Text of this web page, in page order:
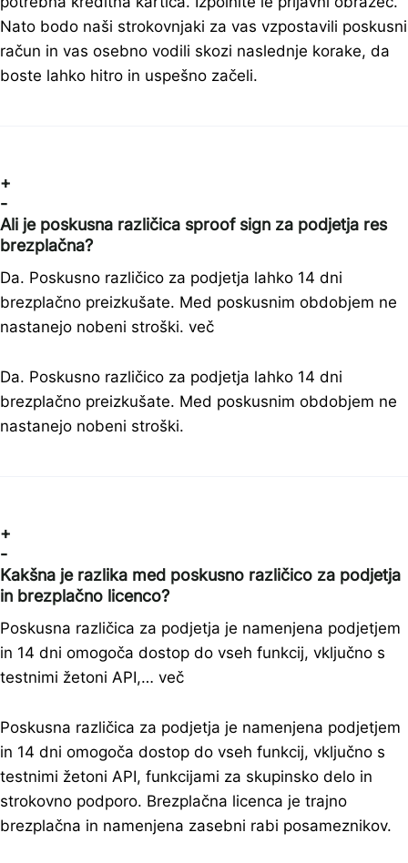
Nato bodo naši strokovnjaki za vas vzpostavili poskusni
račun in vas osebno vodili skozi naslednje korake, da
boste lahko hitro in uspešno začeli.
+
-
Ali je poskusna različica sproof sign za podjetja res
brezplačna?
Da. Poskusno različico za podjetja lahko 14 dni
brezplačno preizkušate. Med poskusnim obdobjem ne
nastanejo nobeni stroški. več
Da. Poskusno različico za podjetja lahko 14 dni
brezplačno preizkušate. Med poskusnim obdobjem ne
nastanejo nobeni stroški.
+
-
Kakšna je razlika med poskusno različico za podjetja
in brezplačno licenco?
Poskusna različica za podjetja je namenjena podjetjem
in 14 dni omogoča dostop do vseh funkcij, vključno s
testnimi žetoni API,… več
Poskusna različica za podjetja je namenjena podjetjem
in 14 dni omogoča dostop do vseh funkcij, vključno s
testnimi žetoni API, funkcijami za skupinsko delo in
strokovno podporo. Brezplačna licenca je trajno
brezplačna in namenjena zasebni rabi posameznikov.